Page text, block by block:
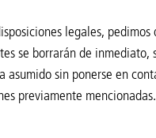
legales,
se borrarán de
sin ponerse en
previamente mencionadas.